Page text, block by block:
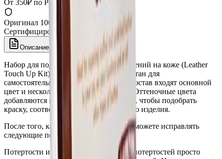
От 350₽ по России
Оригинал 100%
Сертифицированный товар
Описание
Набор для подкраски мелких повреждений на коже (Leather
Touch Up Kit) был специально разработан для
самостоятельного применения, в его состав входят основной
цвет и несколько оттеночных цветов. Оттеночные цвета
добавляются в основной цвет для того, чтобы подобрать
краску, соответствующую цвету вашего изделия.
После того, как краска подобрана, вы можете исправлять
следующие повреждения:
Потертости и царапины: для ремонта потертостей просто